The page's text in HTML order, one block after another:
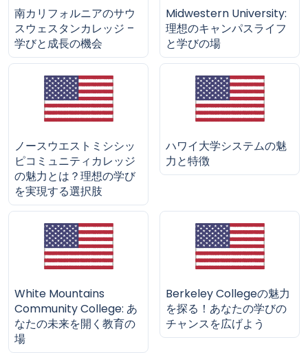
南カリフォルニアのサウ
スウェスタンカレッジ –
学びと成長の機会
Midwestern University:
理想のキャンパスライフ
と学びの場
ノースウエストミシシッ
ピコミュニティカレッジ
の魅力とは？理想の学び
を実現する選択肢
ハワイ大学システムの魅
力と特徴
White Mountains
Community College: あ
なたの未来を開く教育の
場
Berkeley Collegeの魅力
を探る！あなたの学びの
チャンスを広げよう